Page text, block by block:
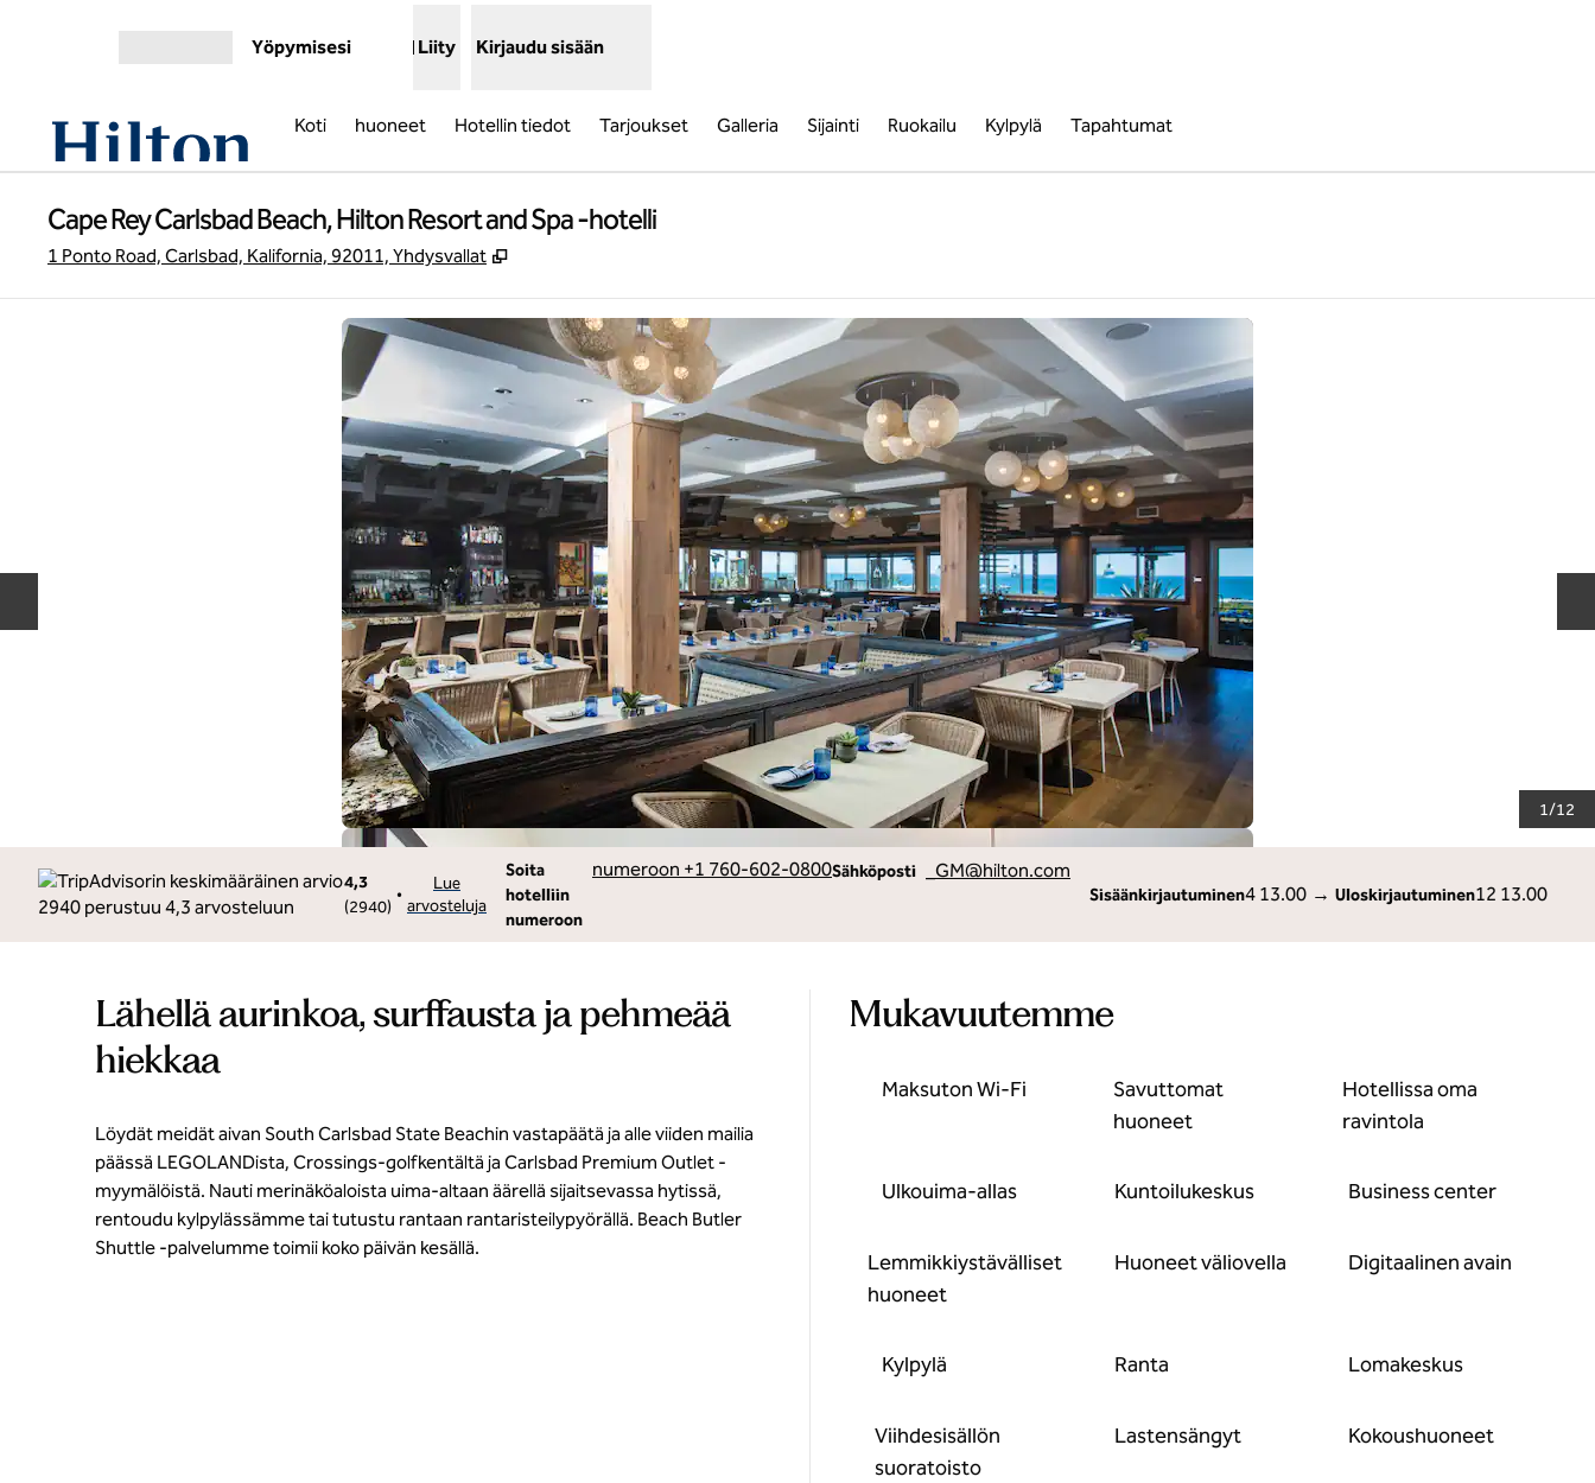
Yöpymisesi Liity Kirjaudu sisään
Koti huoneet Hotellin tiedot Tarjoukset Galleria Sijainti Ruokailu Kylpylä Tapahtumat
Cape Rey Carlsbad Beach, Hilton Resort and Spa -hotelli
1 Ponto Road, Carlsbad, Kalifornia, 92011, Yhdysvallat ,
1/12
4,3
(2940)
•
Lue
arvosteluja
Soita
hotelliin
numeroon
Soita numeroon +1 760-602-0800Sähköposti
SähköpostiSANRS
_GM@hilton.com
Sisäänkirjautuminen4 13.00 → Uloskirjautuminen12 13.00
Lähellä aurinkoa, surffausta ja pehmeää
hiekkaa
Löydät meidät aivan South Carlsbad State Beachin vastapäätä ja alle viiden mailia
päässä LEGOLANDista, Crossings-golfkentältä ja Carlsbad Premium Outlet -
myymälöistä. Nauti merinäköaloista uima-altaan äärellä sijaitsevassa hytissä,
rentoudu kylpylässämme tai tutustu rantaan rantaristeilypyörällä. Beach Butler
Shuttle -palvelumme toimii koko päivän kesällä.
Mukavuutemme
Maksuton Wi-Fi
Savuttomat
huoneet
Hotellissa oma
ravintola
Ulkouima-allas Kuntoilukeskus Business center
Lemmikkiystävälliset
huoneet
Huoneet väliovella Digitaalinen avain
Kylpylä Ranta Lomakeskus
Viihdesisällön
suoratoisto
Lastensängyt Kokous­huoneet